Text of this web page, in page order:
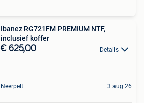
Ibanez RG721FM PREMIUM NTF,
inclusief koffer
€ 625,00 Details
Neerpelt 3 aug 26